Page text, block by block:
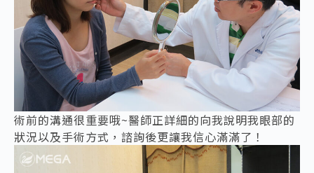
術前的溝通很重要哦~醫師正詳細的向我說明我眼部的
狀況以及手術方式，諮詢後更讓我信心滿滿了！